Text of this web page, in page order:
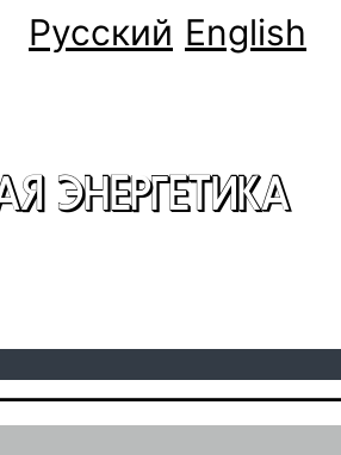
Русский English
ЭНЕРГЕТИКА